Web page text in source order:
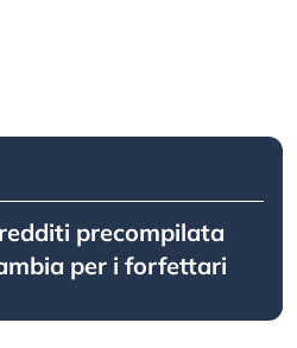
precompilata
per i forfettari